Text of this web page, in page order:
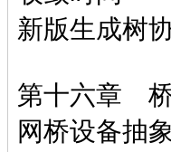
新版生成树
第十六章
网桥设备抽象